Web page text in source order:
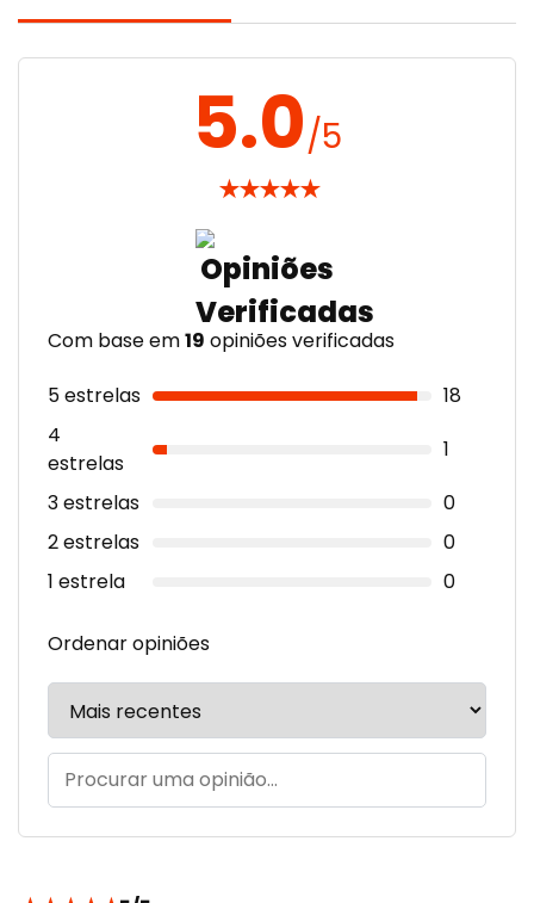
5.0/5
★★★★★
Com base em19 opiniões verificadas
5 estrelas
18
4
estrelas
1
3 estrelas
0
2 estrelas
0
1 estrela
0
Ordenar opiniões